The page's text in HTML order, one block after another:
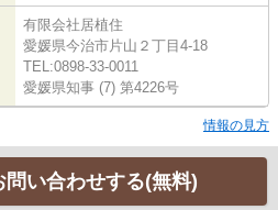
有限会社居植住
愛媛県今治市片山２丁目4-18
TEL:0898-33-0011
愛媛県知事 (7) 第4226号
情報の見方
問い合わせする(無料)